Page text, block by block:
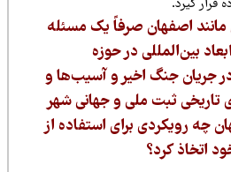
گیرد.
اصفهان صرفاً یک مسئله
در حوزه
جنگ اخیر و آسیب‌ها و
ثبت ملی و جهانی شهر
برای استفاده از
کرد؟